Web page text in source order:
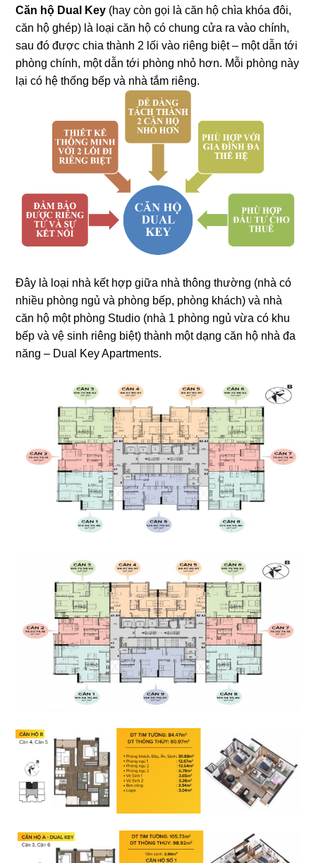
Căn hộ Dual Key (hay còn gọi là căn hộ chìa khóa đôi,
căn hộ ghép) là loại căn hộ có chung cửa ra vào chính,
sau đó được chia thành 2 lối vào riêng biệt – một dẫn tới
phòng chính, một dẫn tới phòng nhỏ hơn. Mỗi phòng này
lại có hệ thống bếp và nhà tắm riêng.
Đây là loại nhà kết hợp giữa nhà thông thường (nhà có
nhiều phòng ngủ và phòng bếp, phòng khách) và nhà
căn hộ một phòng Studio (nhà 1 phòng ngủ vừa có khu
bếp và vệ sinh riêng biệt) thành một dạng căn hộ nhà đa
năng – Dual Key Apartments.